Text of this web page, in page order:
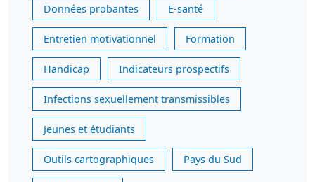
Données probantes E-santé
Entretien motivationnel Formation
Handicap Indicateurs prospectifs
Infections sexuellement transmissibles
Jeunes et étudiants
Outils cartographiques Pays du Sud